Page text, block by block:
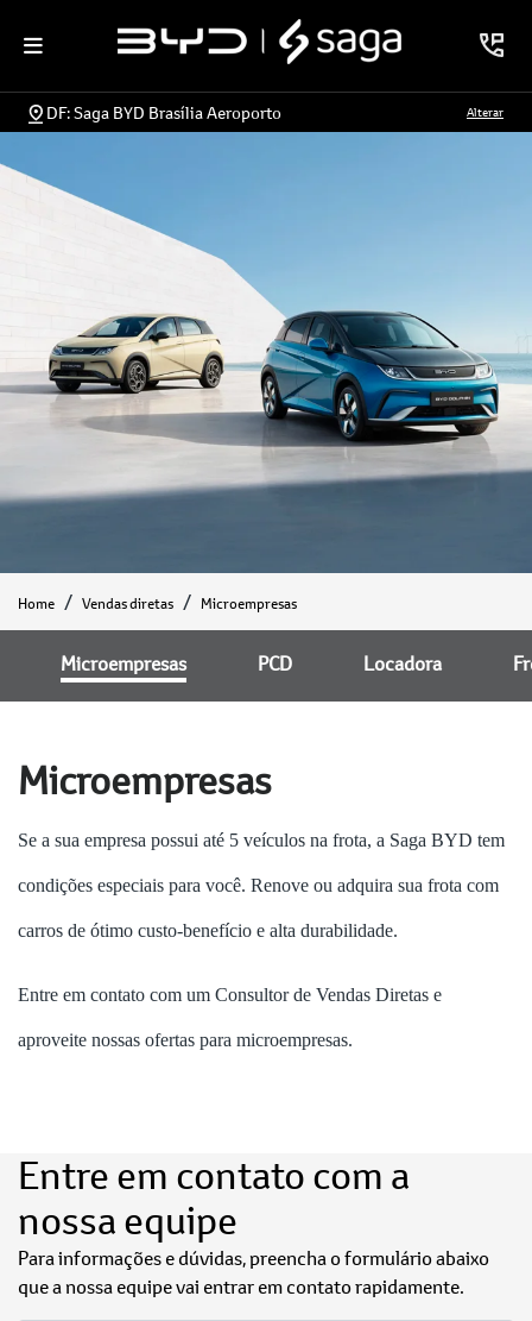
DF: Saga BYD Brasília Aeroporto Alterar
Home Vendas diretas Microempresas
Microempresas PCD Locadora
Microempresas
Se a sua empresa possui até 5 veículos na frota, a Saga BYD tem
condições especiais para você. Renove ou adquira sua frota com
carros de ótimo custo-benefício e alta durabilidade.
Entre em contato com um Consultor de Vendas Diretas e
aproveite nossas ofertas para microempresas.
Entre em contato com a
nossa equipe
Para informações e dúvidas, preencha o formulário abaixo
que a nossa equipe vai entrar em contato rapidamente.